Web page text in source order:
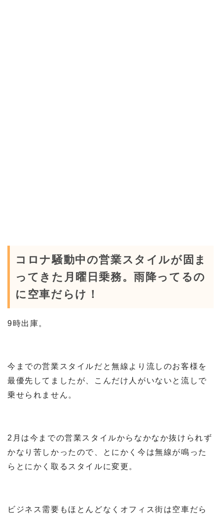
コロナ騒動中の営業スタイルが固ま
ってきた月曜日乗務。雨降ってるの
に空車だらけ！
9時出庫。
今までの営業スタイルだと無線より流しのお客様を
最優先してましたが、こんだけ人がいないと流しで
乗せられません。
2月は今までの営業スタイルからなかなか抜けられず
かなり苦しかったので、とにかく今は無線が鳴った
らとにかく取るスタイルに変更。
ビジネス需要もほとんどなくオフィス街は空車だら